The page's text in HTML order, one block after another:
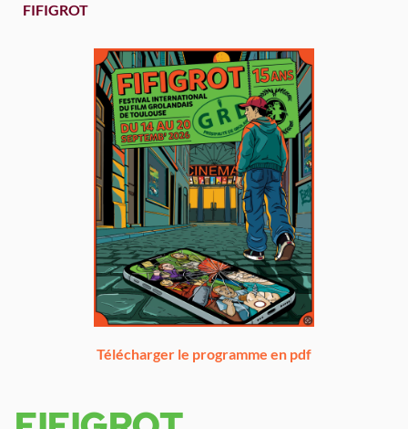
FIFIGROT
Télécharger le programme en pdf